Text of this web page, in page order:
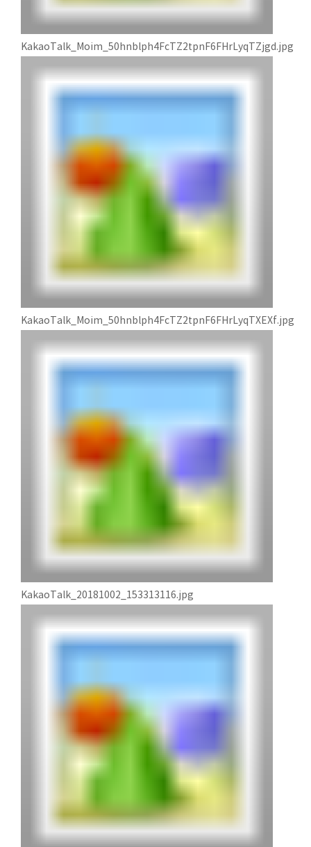
KakaoTalk_Moim_50hnblph4FcTZ2tpnF6FHrLyqTZjgd.jpg
KakaoTalk_Moim_50hnblph4FcTZ2tpnF6FHrLyqTXEXf.jpg
KakaoTalk_20181002_153313116.jpg